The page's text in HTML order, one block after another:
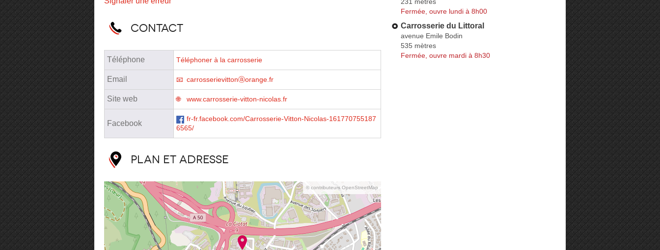
Contact
Téléphone Téléphoner à la carrosserie
Email carrosserievittonⓐorange.fr
Site web www.carrosserie-vitton-nicolas.fr
Facebook
fr-fr.facebook.com/Carrosserie-Vitton-Nicolas-161770755187
6565/
Plan et adresse
© contributeurs OpenStreetMap
Fermée, ouvre lundi à 8h00
Carrosserie du Littoral
avenue Emile Bodin
535 mètres
Fermée, ouvre mardi à 8h30